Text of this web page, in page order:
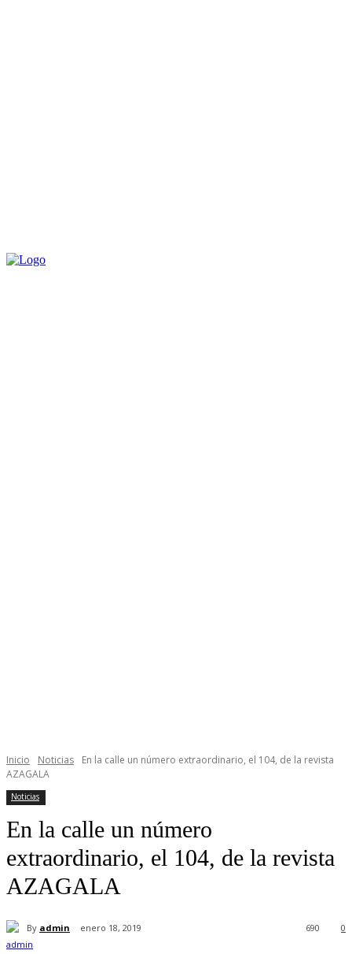
Inicio Noticias
En la calle un número extraordinario, el 104, de la revista
AZAGALA
Noticias
En la calle un número
extraordinario, el 104, de la revista
AZAGALA
By admin enero 18, 2019 0
690